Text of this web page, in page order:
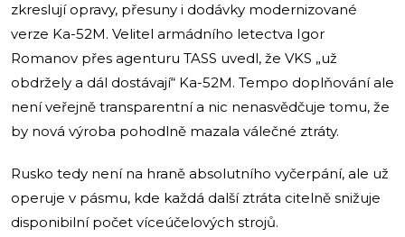
zkreslují opravy, přesuny i dodávky modernizované
verze Ka-52M. Velitel armádního letectva Igor
Romanov přes agenturu TASS uvedl, že VKS „už
obdržely a dál dostávají“ Ka-52M. Tempo doplňování ale
není veřejně transparentní a nic nenasvědčuje tomu, že
by nová výroba pohodlně mazala válečné ztráty.
Rusko tedy není na hraně absolutního vyčerpání, ale už
operuje v pásmu, kde každá další ztráta citelně snižuje
disponibilní počet víceúčelových strojů.